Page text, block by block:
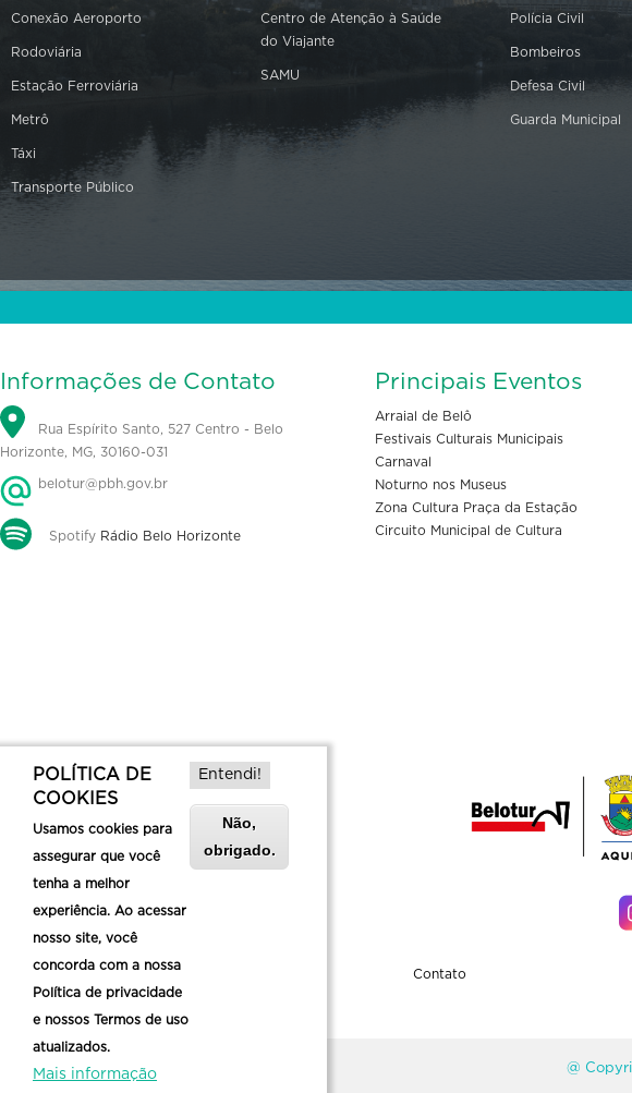
Conexão Aeroporto
Rodoviária
Estação Ferroviária
Metrô
Táxi
Transporte Público
Centro de Atenção à Saúde
do Viajante
SAMU
Polícia Civil
Bombeiros
Defesa Civil
Guarda Municipal
Informações de Contato
Rua Espírito Santo, 527 Centro - Belo
Horizonte, MG, 30160-031
belotur@pbh.gov.br
Spotify Rádio Belo Horizonte
Principais Eventos
Arraial de Belô
Festivais Culturais Municipais
Carnaval
Noturno nos Museus
Zona Cultura Praça da Estação
Circuito Municipal de Cultura
Contato
@
POLÍTICA DE
COOKIES
Usamos cookies para
assegurar que você
tenha a melhor
experiência. Ao acessar
nosso site, você
concorda com a nossa
Política de privacidade
e nossos Termos de uso
atualizados.
Mais informação
Entendi!
Não,
obrigado.